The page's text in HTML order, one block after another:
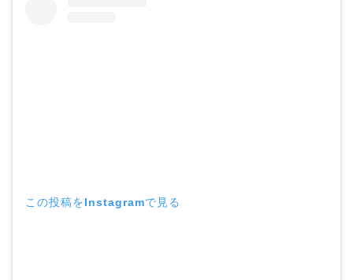
この投稿をInstagramで見る